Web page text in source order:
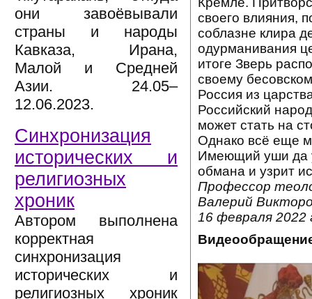
они завоёвывали
страны и народы
Кавказа, Ирана,
Малой и Средней
Азии. 24.05–
12.06.2023.
Синхронизация
исторических и
религиозных
хроник
Автором выполнена
корректная
синхронизация
исторических и
религиозных хроник
своего влияния,
соблазне клира
одурманивания
итоге Зверь
своему
Россия из
Российский
может стать на
Однако всё еще
Имеющий уши да
обмана и узрит
Профессор
Валерий
16 февраля 2022